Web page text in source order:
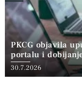
PKCG objavila
portalu i
30.7.2026